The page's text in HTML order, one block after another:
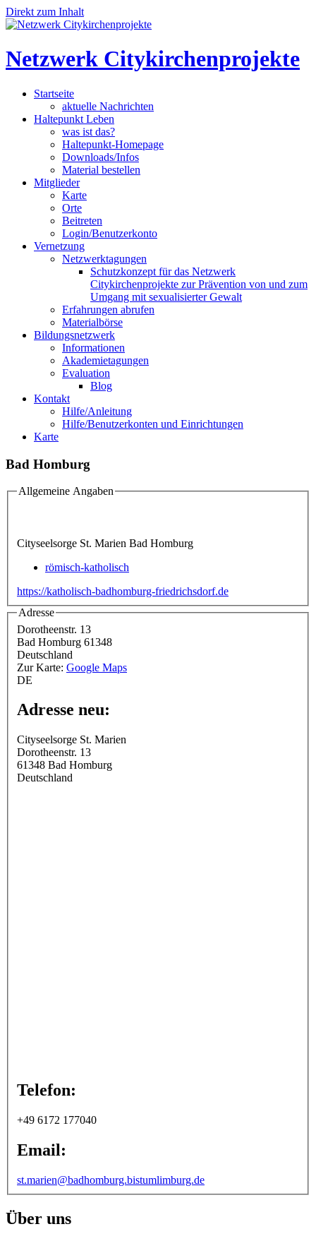
Direkt zum Inhalt
Netzwerk Citykirchenprojekte
Startseite
aktuelle Nachrichten
Haltepunkt Leben
was ist das?
Haltepunkt-Homepage
Downloads/Infos
Material bestellen
Mitglieder
Karte
Orte
Beitreten
Login/Benutzerkonto
Vernetzung
Netzwerktagungen
Schutzkonzept für das Netzwerk
Citykirchenprojekte zur Prävention von und zum
Umgang mit sexualisierter Gewalt
Erfahrungen abrufen
Materialbörse
Bildungsnetzwerk
Informationen
Akademietagungen
Evaluation
Blog
Kontakt
Hilfe/Anleitung
Hilfe/Benutzerkonten und Einrichtungen
Karte
Bad Homburg
Allgemeine Angaben
Cityseelsorge St. Marien Bad Homburg
römisch-katholisch
https://katholisch-badhomburg-friedrichsdorf.de
Adresse
Dorotheenstr. 13
Bad Homburg 61348
Deutschland
Zur Karte: Google Maps
DE
Adresse neu:
Cityseelsorge St. Marien
Dorotheenstr. 13
61348 Bad Homburg
Deutschland
Telefon:
+49 6172 177040
Email:
st.marien@badhomburg.bistumlimburg.de
Über uns